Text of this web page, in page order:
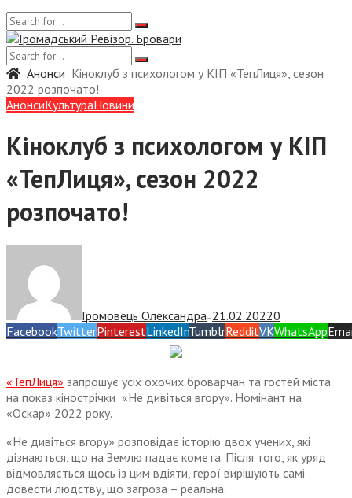
Анонси Кіноклуб з психологом у КІП «ТепЛиця», сезон
2022 розпочато!
АнонсиКультураНовини
Кіноклуб з психологом у КІП
«ТепЛиця», сезон 2022
розпочато!
Громовець Олександра— 21.02.20220
FacebookTwitterPinterestLinkedInTumblrRedditVKWhatsApp
«ТепЛиця» запрошує усіх охочих броварчан та гостей міста
на показ кінострічки «Не дивіться вгору». Номінант на
«Оскар» 2022 року.
«Не дивіться вгору» розповідає історію двох учених, які
дізнаються, що на Землю падає комета. Після того, як уряд
відмовляється щось із цим вдіяти, герої вирішують самі
довести людству, що загроза – реальна.